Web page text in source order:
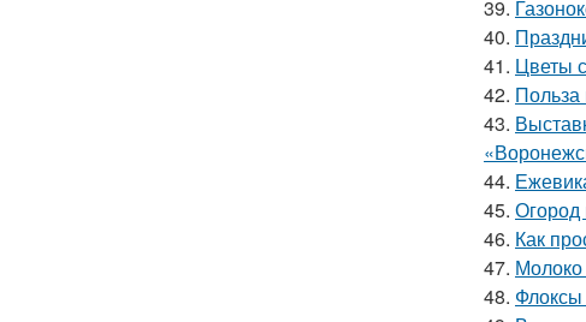
39.
40.
41. Цветы
42. Польза
43.
44.
45. Огород
46. Как
47. Молоко
48. Флоксы